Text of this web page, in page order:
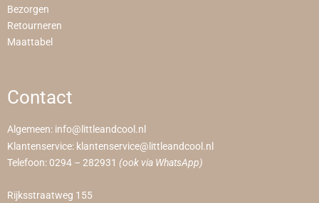
Bezorgen
Retourneren
Maattabel
Contact
Algemeen: info@littleandcool.nl
Klantenservice: klantenservice@littleandcool.nl
Telefoon: 0294 – 282931 (ook via WhatsApp)
Rijksstraatweg 155